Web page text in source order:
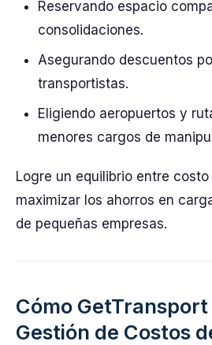
Reservando espacio
consolidaciones.
Asegurando descuentos
transportistas.
Eligiendo aeropuertos y
menores cargos de
Logre un equilibrio entre
maximizar los ahorros en
de pequeñas empresas.
Cómo
Gestión de Costos